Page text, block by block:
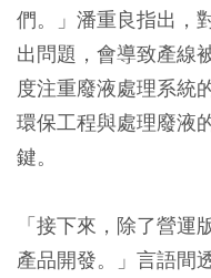
們。」潘重良指出，
出問題，會導致產線
度注重廢液處理系統
環保工程與處理廢液
鍵。
「接下來，除了營
產品開發。」言語間